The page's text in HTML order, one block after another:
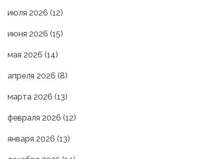
июля 2026 (12)
июня 2026 (15)
мая 2026 (14)
апреля 2026 (8)
марта 2026 (13)
февраля 2026 (12)
января 2026 (13)